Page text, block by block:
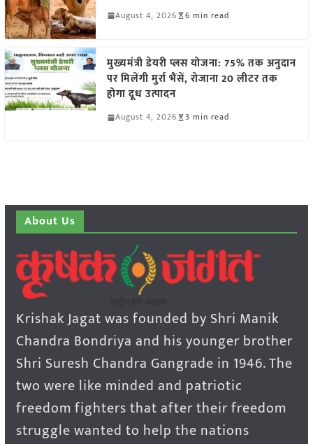
August 4, 2026 6 min read
मुख्यमंत्री डेयरी प्लस योजना: 75% तक अनुदान
पर मिलेंगी मुर्रा भैंसें, रोजाना 20 लीटर तक
होगा दूध उत्पादन
August 4, 2026 3 min read
About Us
Krishak Jagat was founded by Shri Manik
Chandra Bondriya and his younger brother
Shri Suresh Chandra Gangrade in 1946. The
two were like minded and patriotic
freedom fighters that after their freedom
struggle wanted to help the nations